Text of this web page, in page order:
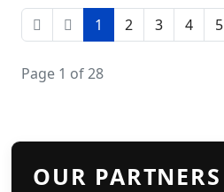
1 2 3 4 5
Page 1 of 28
OUR PARTNERS